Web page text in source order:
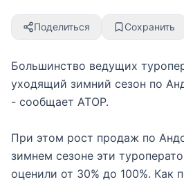
Поделиться Сохранить
Большинство ведущих
уходящий зимний сезон по
- сообщает АТОР.
При этом рост продаж по
зимнем сезоне эти
оценили от 30% до 100%. Как